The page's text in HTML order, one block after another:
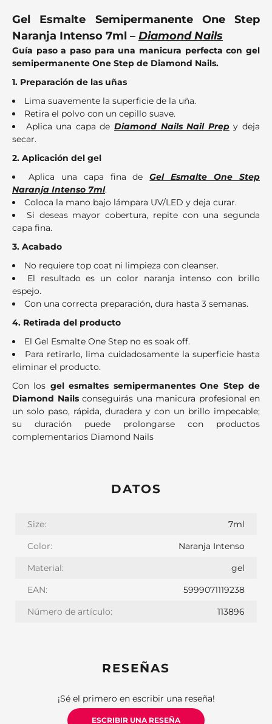
Gel Esmalte Semipermanente One Step
Naranja Intenso 7ml – Diamond Nails
Guía paso a paso para una manicura perfecta con gel
semipermanente One Step de Diamond Nails.
1. Preparación de las uñas
Lima suavemente la superficie de la uña.
Retira el polvo con un cepillo suave.
Aplica una capa deDiamond Nails Nail Prepy deja
secar.
2. Aplicación del gel
Aplica una capa fina deGel Esmalte One Step
Naranja Intenso 7ml.
Coloca la mano bajo lámpara UV/LED y deja curar.
Si deseas mayor cobertura, repite con una segunda
capa fina.
3. Acabado
No requiere top coat ni limpieza con cleanser.
El resultado es un color naranja intenso con brillo
espejo.
Con una correcta preparación, dura hasta 3 semanas.
4. Retirada del producto
El Gel Esmalte One Step no es soak off.
Para retirarlo, lima cuidadosamente la superficie hasta
eliminar el producto.
Con los gel esmaltes semipermanentes One Step de
Diamond Nailsconseguirás una manicura profesional en
un solo paso, rápida, duradera y con un brillo impecable;
su duración puede prolongarse con productos
complementarios Diamond Nails
DATOS
Size:
7ml
Color:
Naranja Intenso
Material:
gel
EAN:
5999071119238
Número de artículo:
113896
RESEÑAS
¡Sé el primero en escribir una reseña!
ESCRIBIR UNA RESEÑA